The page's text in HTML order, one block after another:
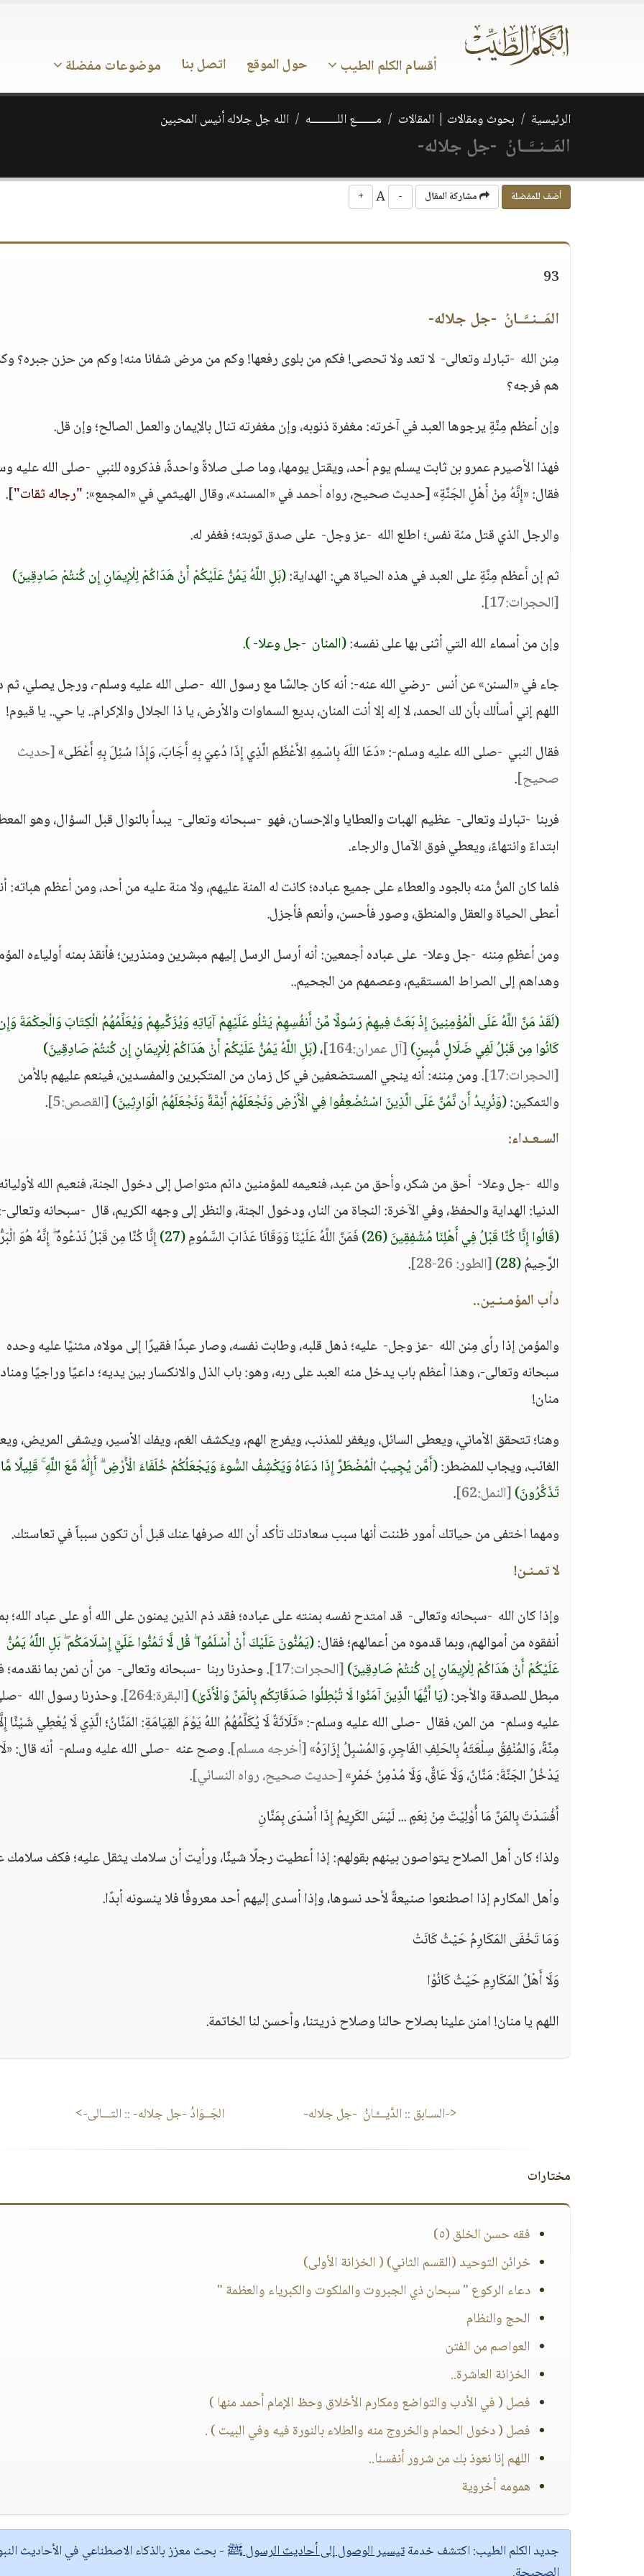
أقسام الكلم الطيب حول الموقع اتصل بنا موضوعات مفضلة
الرئيسية بحوث ومقالات | المقالات مـــــــع اللـــــــــه الله جل جلاله أنيس المحبين
المَــنــَّــانُ -جل جلاله-
أضف للمفضلة مشاركة المقال -
+
93
المَــنــَّــانُ -جل جلاله-
مِنن الله -تبارك وتعالى- لا تعد ولا تحصى! فكم من بلوى رفعها! وكم من مرض شفانا منه! وكم من حزن جبره؟
هم فرجه؟
وإن أعظم مِنَّةٍ يرجوها العبد في آخرته: مغفرة ذنوبه، وإن مغفرته تنال بالإيمان والعمل الصالح؛ وإن قل.
فهذا الأصيرم عمرو بن ثابت يسلم يوم أحد، ويقتل يومها، وما صلى صلاةً واحدةً، فذكروه للنبي -صلى الله عليه
فقال: «إِنَّهُ مِنْ أَهْلِ الجَنَّةِ» [حديث صحيح، رواه أحمد في «المسند»، وقال الهيثمي في «المجمع»:"رجاله ثقات"].
والرجل الذي قتل مئة نفس؛ اطلع الله -عز وجل- على صدق توبته؛ فغفر له.
ثم إن أعظم مِنَّةٍ على العبد في هذه الحياة هي: الهداية:(بَلِ اللَّهُ يَمُنُّ عَلَيْكُمْ أَنْ هَدَاكُمْ لِلْإِيمَانِ إِن كُنتُمْ صَادِقِينَ)
[الحجرات:17]
.
وإن من أسماء الله التي أثنى بها على نفسه:(المنان -جل وعلا- ).
جاء في «السنن» عن أنس -رضي الله عنه-: أنه كان جالسًا مع رسول الله -صلى الله عليه وسلم-، ورجل يصلي، ثم
اللهم إني أسألك بأن لك الحمد، لا إله إلا أنت المنان، بديع السماوات والأرض، يا ذا الجلال والإكرام.. يا حي.. يا قيوم!
فقال النبي -صلى الله عليه وسلم-: «دَعَا اللَهَ بِاسْمِهِ الأَعْظَمِ الَّذِي إِذَا دُعِيَ بِهِ أَجَابَ، وَإِذَا سُئِلَ بِهِ أَعْطَى»[حديث
صحيح].
فربنا -تبارك وتعالى- عظيم الهبات والعطايا والإحسان، فهو -سبحانه وتعالى- يبدأ بالنوال قبل السؤال، وهو
ابتداءً وانتهاءً، ويعطي فوق الآمال والرجاء.
فلما كان المنُّ منه بالجود والعطاء على جميع عباده؛ كانت له المنة عليهم، ولا منة عليه من أحد، ومن أعظم هباته:
أعطى الحياة والعقل والمنطق، وصور فأحسن، وأنعم فأجزل.
ومن أعظمِ مِننه -جل وعلا- على عباده أجمعين: أنه أرسل الرسل إليهم مبشرين ومنذرين؛ فأنقذ بمنه أولياءه
وهداهم إلى الصراط المستقيم، وعصمهم من الجحيم..
(لَقَدْ مَنَّ اللَّهُ عَلَى الْمُؤْمِنِينَ إِذْ بَعَثَ فِيهِمْ رَسُولًا مِّنْ أَنفُسِهِمْ يَتْلُو عَلَيْهِمْ آيَاتِهِ وَيُزَكِّيهِمْ وَيُعَلِّمُهُمُ الْكِتَابَ وَالْحِكْمَةَ
كَانُوا مِن قَبْلُ لَفِي ضَلَالٍ مُّبِينٍ)[آل عمران:164] ،(بَلِ اللَّهُ يَمُنُّ عَلَيْكُمْ أَنْ هَدَاكُمْ لِلْإِيمَانِ إِن كُنتُمْ صَادِقِينَ)
[الحجرات:17]
. ومن مِننه: أنه ينجي المستضعفين في كل زمان من المتكبرين والمفسدين، فينعم عليهم بالأمن
والتمكين:(وَنُرِيدُ أَن نَّمُنَّ عَلَى الَّذِينَ اسْتُضْعِفُوا فِي الْأَرْضِ وَنَجْعَلَهُمْ أَئِمَّةً وَنَجْعَلَهُمُ الْوَارِثِينَ)[القصص:5] .
السـعـداء:
والله -جل وعلا- أحق من شكر، وأحق من عبد، فنعيمه للمؤمنين دائم متواصل إلى دخول الجنة، فنعيم الله
الدنيا: الهداية والحفظ، وفي الآخرة: النجاة من النار، ودخول الجنة، والنظر إلى وجهه الكريم، قال -سبحانه
(قَالُوا إِنَّا كُنَّا قَبْلُ فِي أَهْلِنَا مُشْفِقِينَ (26)
فَمَنَّ اللَّهُ عَلَيْنَا وَوَقَانَا عَذَابَ السَّمُومِ(27)
إِنَّا كُنَّا مِن قَبْلُ نَدْعُوهُ ۖ إِنَّهُ هُوَ الْبَرُّ
الرَّحِيمُ(28) [الطور: 26-28]
.
دأب المؤمـنـين..
والمؤمن إذا رأى مِنن الله -عز وجل- عليه؛ ذهل قلبه، وطابت نفسه، وصار عبدًا فقيرًا إلى مولاه، مثنيًا عليه
سبحانه وتعالى-، وهذا أعظم باب يدخل منه العبد على ربه، وهو: باب الذل والانكسار بين يديه؛ داعيًا وراجيًا
منان!
وهنا؛ تتحقق الأماني، ويعطى السائل، ويغفر للمذنب، ويفرج الهم، ويكشف الغم، ويفك الأسير، ويشفى المريض،
الغائب، ويجاب للمضطر:(أَمَّن يُجِيبُ الْمُضْطَرَّ إِذَا دَعَاهُ وَيَكْشِفُ السُّوءَ وَيَجْعَلُكُمْ خُلَفَاءَ الْأَرْضِ ۗ أَإِلَٰهٌ مَّعَ اللَّهِ ۚ قَلِيلًا مَّا
تَذَكَّرُونَ)[النمل:62]
.
‏ومهما اختفى من حياتك أمور ظننت أنها سبب سعادتك تأكد أن الله صرفها عنك قبل أن تكون سبباً في تعاستك.
لا تمـنـن!
وإذا كان الله -سبحانه وتعالى- قد امتدح نفسه بمنته على عباده؛ فقد ذم الذين يمنون على الله أو على عباد الله؛
أنفقوه من أموالهم، وبما قدموه من أعمالهم؛ فقال:(يَمُنُّونَ عَلَيْكَ أَنْ أَسْلَمُوا ۖ قُل لَّا تَمُنُّوا عَلَيَّ إِسْلَامَكُم ۖ بَلِ اللَّهُ يَمُنُّ
عَلَيْكُمْ أَنْ هَدَاكُمْ لِلْإِيمَانِ إِن كُنتُمْ صَادِقِينَ)[الحجرات:17]
. وحذرنا ربنا -سبحانه وتعالى- من أن نمن بما نقدمه؛
مبطل للصدقة والأجر:(يَا أَيُّهَا الَّذِينَ آمَنُوا لَا تُبْطِلُوا صَدَقَاتِكُم بِالْمَنِّ وَالْأَذَىٰ)[البقرة:264]
. وحذرنا رسول الله -
عليه وسلم- من المن، فقال -صلى الله عليه وسلم-: «ثَلَاثَةٌ لَا يُكَلِّمُهُمُ اللهُ يَوْمَ القِيَامَةِ: المَنَّانُ؛ الَّذِي لَا يُعْطِي شَيْئًا
مِنَّةً، وَالمُنْفِقُ سِلْعَتَهُ بِالحَلِفِ الفَاجِرِ، وَالمُسْبِلُ إِزَارَهُ»[أخرجه مسلم]. وصح عنه -صلى الله عليه وسلم- أنه قال: «لَا
يَدْخُلُ الجَنَّةَ: مَنَّانٌ، وَلَا عَاقٌّ، وَلَا مُدْمِنُ خَمْرٍ»[حديث صحيح، رواه النسائي].
أَفْسَدْتَ بِالمَنِّ مَا أُوْلِيْتَ مِنْ نِعَمٍ ... لَيْسَ الكَرِيمُ إِذَا أَسْدَى بِمَنَّانِ
ولذا؛ كان أهل الصلاح يتواصون بينهم بقولهم: إذا أعطيت رجلًا شيئًا، ورأيت أن سلامك يثقل عليه؛ فكف سلامك
وأهل المكارم إذا اصطنعوا صنيعةً لأحد نسوها، وإذا أسدى إليهم أحد معروفًا فلا ينسونه أبدًا.
وَمَا تَخْفَى المَكَارِمُ حَيْثُ كَانَتْ
وَلَا أَهْلُ المَكَارِمِ حَيْثُ كَانُوْا
اللهم يا منان! امنن علينا بصلاح حالنا وصلاح ذريتنا، وأحسن لنا الخاتمة.
<-السـابق ::الدَّيـــَّـانُ -جل جلاله- الجَــوَادُ -جل جلاله- :: التـــالى->
مختارات
فقه حسن الخلق (٥)
خرائن التوحيد (القسم الثاني) ( الخزانة الأولى)
دعاء الركوع " سبحان ذي الجبروت والملكوت والكبرياء والعظمة "
الحج والنظام
العواصم من الفتن
الخزانة العاشرة..
فصل ( في الأدب والتواضع ومكارم الأخلاق وحظ الإمام أحمد منها )
فصل ( دخول الحمام والخروج منه والطلاء بالنورة فيه وفي البيت ) .
اللهم إنا نعوذ بك من شرور أنفسنا..
همومه أخروية
جديد الكلم الطيب:اكتشف خدمةتيسير الوصول إلى أحاديث الرسول ﷺ - بحث معزز بالذكاء الاصطناعي في الأحاديث